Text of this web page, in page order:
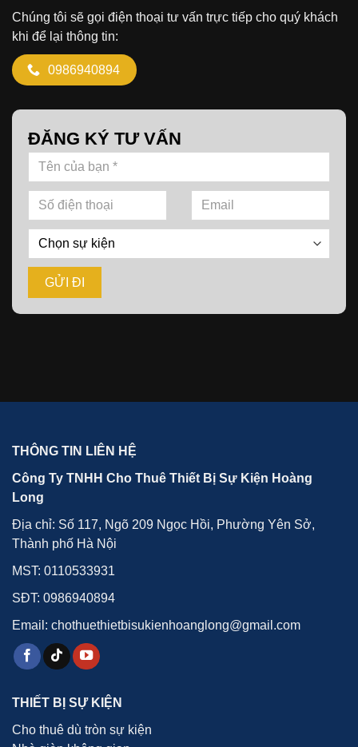
Chúng tôi sẽ gọi điện thoại tư vấn trực tiếp cho quý khách
khi để lại thông tin:
0986940894
ĐĂNG KÝ TƯ VẤN
THÔNG TIN LIÊN HỆ
Công Ty TNHH Cho Thuê Thiết Bị Sự Kiện Hoàng
Long
Địa chỉ: Số 117, Ngõ 209 Ngọc Hồi, Phường Yên Sở,
Thành phố Hà Nội
MST: 0110533931
SĐT: 0986940894
Email: chothuethietbisukienhoanglong@gmail.com
THIẾT BỊ SỰ KIỆN
Cho thuê dù tròn sự kiện